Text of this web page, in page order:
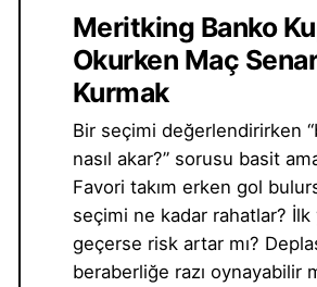
Meritking Banko
Okurken Maç
Kurmak
Bir seçimi değerlendirirken
nasıl akar?” sorusu basit
Favori takım erken gol
seçimi ne kadar rahatlar? İlk
geçerse risk artar mı?
beraberliğe razı oynayabilir